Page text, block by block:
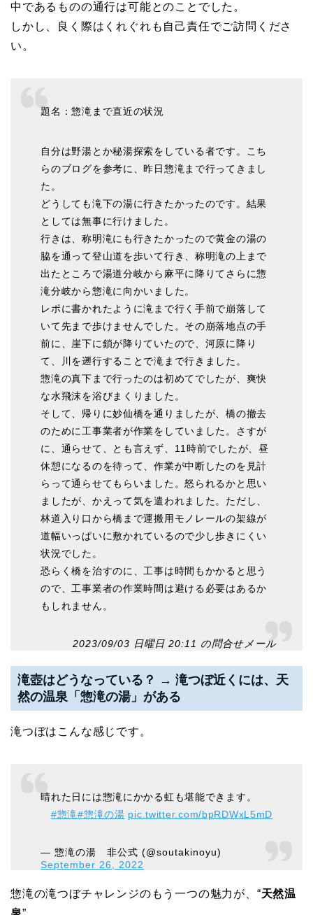
中であるものの通行は可能とのことでした。
しかし、良く際はくれぐれも自己責任でご訪問くださ
い。
題名：惣滝まで直近の状況
自分は野湯とか秘湯探索をしている者です。こち
らのブログを参考に、昨日惣滝まで行ってきまし
た。
どうしても滝下の湯に行きたかったのです。結果
としては無事に行けました。
行きは、称明滝にも行きたかったので黄金の湯の
脇を通って登山道を歩いて行き、称明滝の上まで
出たところで湯道分岐から麻平に降りてさらに惣
滝分岐から惣滝に向かいました。
レポに書かれたように滝まで行く手前で崩落して
いて先まで歩けませんでした。その崩落地点の手
前に、崖下に鎖が降りていたので、河原に降り
て、川を遡行することで滝まで行きました。
惣滝の真下まで行ったのは初めてでしたが、爽快
な水飛沫を浴びまくりました。
そして、帰りに妙仙橋を通りましたが、橋の撤去
のために工事業者が作業をしていました。さすが
に、通らせて、とも言えず、11時前でしたが、昼
休憩になるのを待って、作業が中断したのを見計
らって通らせてもらいました。怒られるかと思い
ましたが、かえって気を遣われました。ただし、
林道入り口から橋まで運搬用モノレールの架線が
道幅いっぱいに敷かれているので少し歩きにくい
状況でした。
恐らく橋を治すのに、工事は時間もかかると思う
ので、工事業者の作業時間は避ける必要はあるか
もしれません。
2023/09/03 日曜日 20:11 の問合せメール
滝壺はどうなっている？ → 滝つぼ近くには、天
然の温泉「惣滝の湯」がある
滝つぼはこんな感じです。
晴れた日には惣滝にかかる虹も堪能できます。
#惣滝#惣滝の湯 pic.twitter.com/bpRDWxL5mD
— 惣滝の湯 非公式 (@soutakinoyu)
September 26, 2022
惣滝の滝つぼチャレンジのもう一つの魅力が、“天然温